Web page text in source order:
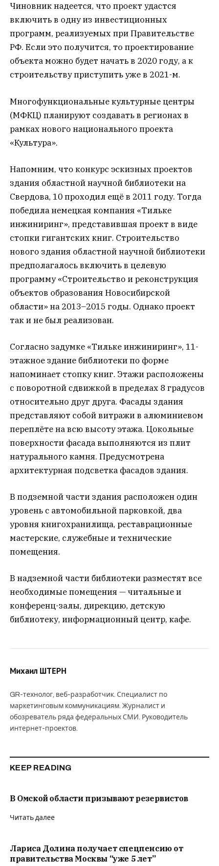
Чиновник надеется, что проект удастся
включить в одну из инвестиционных
программ, реализуемых при Правительстве
РФ. Если это получится, то проектирование
объекта можно будет начать в 2020 году, а к
строительству приступить уже в 2021-м.
Многофункциональные культурные центры
(МФКЦ) планируют создавать в регионах в
рамках нового национального проекта
«Культура».
Напомним, что конкурс эскизных проектов
здания областной научной библиотеки на
Свердова, 10 проходил ещё в 2011 году. Тогда
победила немецкая компания «Тильке
инжиниринг», представившая проект в виде
стопки гигантских книг. Строительство
нового здания областной научной библиотеки
предполагалось включить в целевую
программу «Строительство и реконструкция
объектов образования Новосибирской
области» на 2013–2015 годы. Однако проект
так и не был реализован.
Согласно задумке «Тильке инжиниринг», 11-
этажное здание библиотеки по форме
напоминает стопку книг. Этажи расположены
с поворотной сдвижкой в пределах 8 градусов
относительно друг друга. Фасады здания
представляют собой витражи в алюминиевом
переплёте на всю высоту этажа. Цокольные
поверхности фасада выполняются из плит
натурального камня. Предусмотрена
архитектурная подсветка фасадов здания.
В подземной части здания расположен один
уровень с автомобильной парковкой, два
уровня книгохранилища, реставрационные
мастерские, служебные и технические
помещения.
В надземной части библиотеки разместят все
необходимые помещения — читальные и
конференц-залы, дирекцию, детскую
библиотеку, информационный центр, кафе.
Михаил ШТЕРН
GR-технолог, веб-разработчик. Специалист по
маркетинговым коммуникациям. Журналист и
обозреватель ряда федеральных СМИ. Руководитель
интернет-проектов.
KEEP READING
В Омской области призывают резервистов
Читать далее
Лариса Долина получает спецпенсию от
правительства Москвы “уже 5 лет”